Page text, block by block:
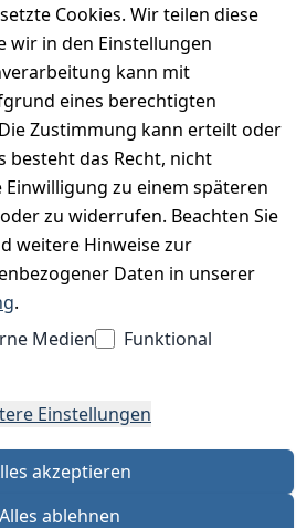
Cookies. Wir teilen diese
wir in den Einstellungen
kann mit
eines berechtigten
Zustimmung kann erteilt oder
besteht das Recht, nicht
zu einem späteren
zu widerrufen. Beachten Sie
weitere Hinweise zur
Daten in unserer
.
Medien
Funktional
Einstellungen
akzeptieren
Alles ablehnen